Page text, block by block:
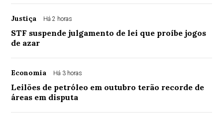
Justiça Há 2 horas
STF suspende julgamento de lei que proíbe jogos
de azar
Economia Há 3 horas
Leilões de petróleo em outubro terão recorde de
áreas em disputa